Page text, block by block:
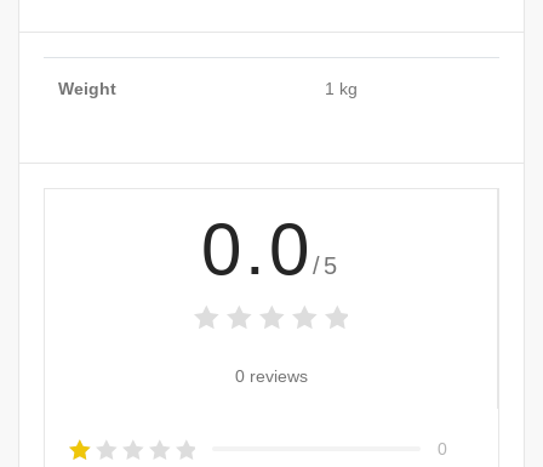
Weight 1 kg
0.0 /5
0 reviews
0